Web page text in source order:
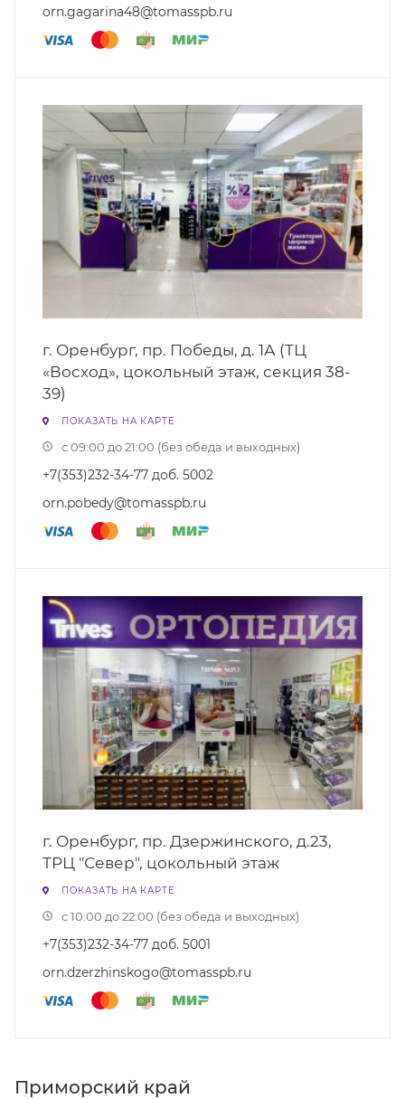
orn.gagarina48@tomasspb.ru
г. Оренбург, пр. Победы, д. 1А (ТЦ
«Восход», цокольный этаж, секция 38-
39)
ПОКАЗАТЬ НА КАРТЕ
с 09:00 до 21:00 (без обеда и выходных)
+7(353)232-34-77 доб. 5002
orn.pobedy@tomasspb.ru
г. Оренбург, пр. Дзержинского, д.23,
ТРЦ "Север", цокольный этаж
ПОКАЗАТЬ НА КАРТЕ
с 10:00 до 22:00 (без обеда и выходных)
+7(353)232-34-77 доб. 5001
orn.dzerzhinskogo@tomasspb.ru
Приморский край